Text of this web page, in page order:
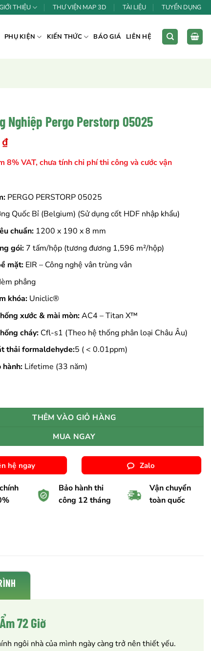
THIỆU THƯ VIỆN MAP 3D TÀI LIỆU TUYỂN DỤNG
PHỤ KIỆN KIẾN THỨC BÁO GIÁ LIÊN HỆ
Nghiệp Pergo Perstorp 05025
₫
8% VAT, chưa tính chi phí thi công và cước vận
PERGO PERSTORP 05025
Quốc Bỉ (Belgium) (Sử dụng cốt HDF nhập khẩu)
chuẩn:1200 x 190 x 8 mm
gói:7 tấm/hộp (tương đương 1,596 m²/hộp)
mặt:EIR – Công nghệ vân trùng vân
phẳng
khóa:Uniclic®
xước & mài mòn:AC4 – Titan X™
cháy:Cfl-s1 (Theo hệ thống phân loại Châu Âu)
thải formaldehyde:5 ( < 0.01ppm)
hành:Lifetime (33 năm)
THÊM VÀO GIỎ HÀNG
MUA NGAY
hệ ngay Zalo
Bảo hành thi
công 12 tháng
Vận chuyển
toàn quốc
72 Giờ
ngôi nhà của mình ngày càng trở nên thiết yếu.